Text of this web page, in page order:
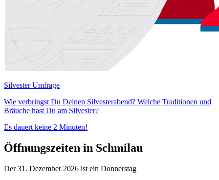
Silvester Umfrage
Wie verbringst Du Deinen Silvesterabend? Welche Traditionen und
Bräuche hast Du am Silvester?
Es dauert keine 2 Minuten!
Öffnungszeiten in Schmilau
Der 31. Dezember 2026 ist ein Donnerstag